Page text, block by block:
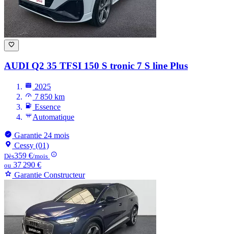
AUDI Q2 35 TFSI 150 S tronic 7 S line Plus
2025
7 850 km
Essence
Automatique
Garantie 24 mois
Cessy (01)
Dès359 €/mois
ou 37 290 €
Garantie Constructeur